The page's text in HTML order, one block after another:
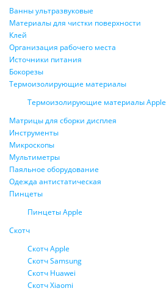
Ванны ультразвуковые
Материалы для чистки поверхности
Клей
Организация рабочего места
Источники питания
Бокорезы
Термоизолирующие материалы
Термоизолирующие материалы Apple
Матрицы для сборки дисплея
Инструменты
Микроскопы
Мультиметры
Паяльное оборудование
Одежда антистатическая
Пинцеты
Пинцеты Apple
Скотч
Скотч Apple
Скотч Samsung
Скотч Huawei
Скотч Xiaomi